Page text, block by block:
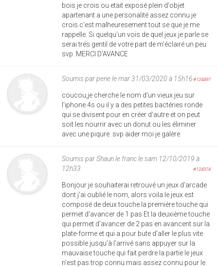
bois je crois ou etait exposé plein d'objet
apartenant a une personalité assez connu je
crois.c'est malheuresement tout se que je me
rappelle. Si quelqu'un vois de quel jeux je parle se
serai trés gentil de votre part de m'éclairé un peu
svp. MERCI D'AVANCE
Soumis parpenele mar 31/03/2020 à 15h16#124497
coucou,je cherche le nom d'un vieux jeu sur
l'iphone 4s ou il y a des petites bactéries ronde
qui se divisent pour en créer d'autre et on peut
soit les nourrir avec un donut ou les éliminer
avec une piqure. svp aider moi je galère
Soumis parShaun le francle sam 12/10/2019 à
12h33
#124374
Bonjour je souhaiterai retrouvé un jeux d'arcade
dont j'ai oublié le nom, alors voila le jeux est
composé de deux touche la première touche qui
permet d'avancer de 1 pas Et la deuxième touche
qui permet d'avancer de 2 pas en avancent sur la
plate-forme et qui a pour bute d'aller le plus vite
possible jusqu'à l'arrivé sans appuyer sur la
mauvaise touche qui fait perdre la partie le jeux
n'est pas trop connu mais assez connu pour le